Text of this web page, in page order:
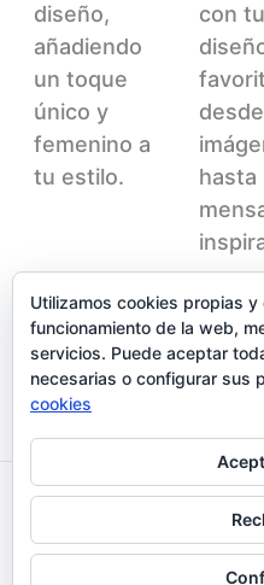
diseño,
añadiendo
un toque
único y
femenino a
tu estilo.
con tu
desde
hasta
Aviso legal y
Política
Copyright ©
Utilizamos cookies propias
funcionamiento de la web,
servicios. Puede aceptar
necesarias o configurar sus
cookies